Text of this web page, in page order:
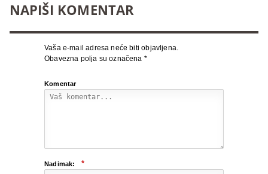
NAPIŠI KOMENTAR
Vaša e-mail adresa neće biti objavljena.
Obavezna polja su označena *
Komentar
Nadimak: *